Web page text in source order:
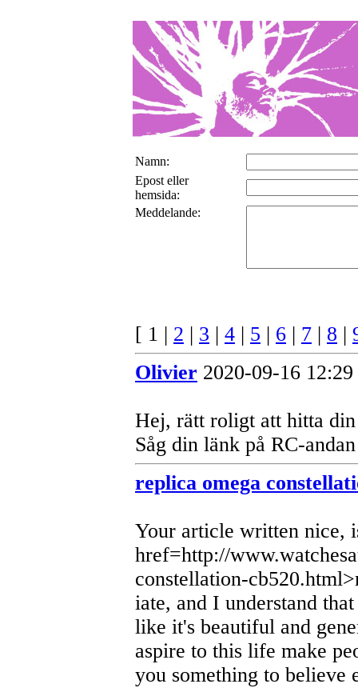
Namn:
Epost eller
hemsida:
Meddelande:
[ 1 | 2 | 3 | 4 | 5 | 6 | 7 | 8 |
Olivier 2020-09-16 12:29
Hej, rätt roligt att hitta
Såg din länk på RC-
replica omega
Your article written nice,
href=http://
constellation-
iate, and I understand
like it's beautiful and
aspire to this life make
you something to believe